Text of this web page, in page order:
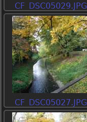
CF_DSC05029.JPG
CF_DSC05027.JPG